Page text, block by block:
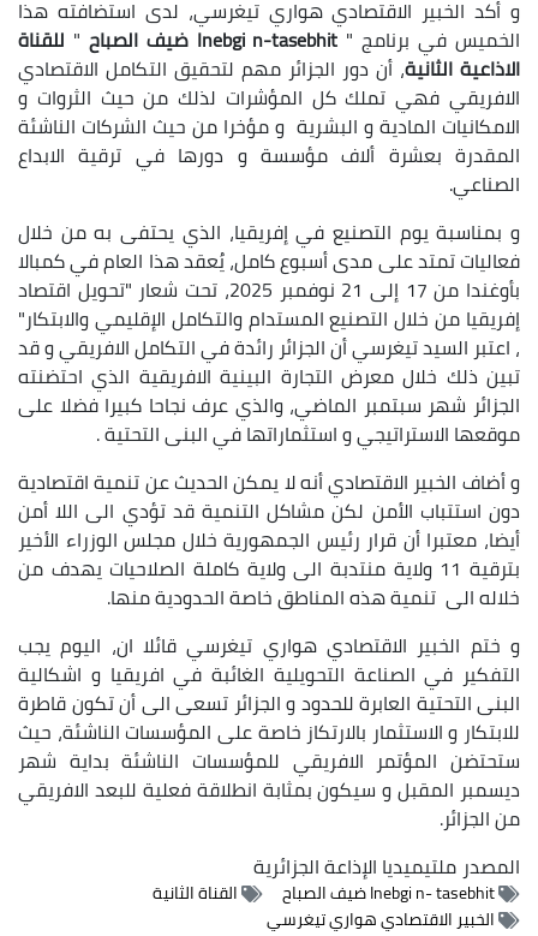
و أكد الخبير الاقتصادي هواري تيغرسي، لدى استضافته هذا
الخميس في برنامج " Inebgi n-tasebhit ضيف الصباح" للقناة
الاذاعية الثانية، أن دور الجزائر مهم لتحقيق التكامل الاقتصادي
الافريقي فهي تملك كل المؤشرات لذلك من حيث الثروات و
الامكانيات المادية و البشرية و مؤخرا من حيث الشركات الناشئة
المقدرة بعشرة ألاف مؤسسة و دورها في ترقية الابداع
الصناعي.
و بمناسبة يوم التصنيع في إفريقيا، الذي يحتفى به من خلال
فعاليات تمتد على مدى أسبوع كامل، يُعقد هذا العام في كمبالا
بأوغندا من 17 إلى 21 نوفمبر 2025، تحت شعار "تحويل اقتصاد
إفريقيا من خلال التصنيع المستدام والتكامل الإقليمي والابتكار"
، اعتبر السيد تيغرسي أن الجزائر رائدة في التكامل الافريقي و قد
تبين ذلك خلال معرض التجارة البينية الافريقية الذي احتضنته
الجزائر شهر سبتمبر الماضي، والذي عرف نجاحا كبيرا فضلا على
موقعها الاستراتيجي و استثماراتها في البنى التحتية .
و أضاف الخبير الاقتصادي أنه لا يمكن الحديث عن تنمية اقتصادية
دون استتباب الأمن لكن مشاكل التنمية قد تؤدي الى اللا أمن
أيضا، معتبرا أن قرار رئيس الجمهورية خلال مجلس الوزراء الأخير
بترقية 11 ولاية منتدبة الى ولاية كاملة الصلاحيات يهدف من
خلاله الى تنمية هذه المناطق خاصة الحدودية منها.
و ختم الخبير الاقتصادي هواري تيغرسي قائلا ان، اليوم يجب
التفكير في الصناعة التحويلية الغائبة في افريقيا و اشكالية
البنى التحتية العابرة للحدود و الجزائر تسعى الى أن تكون قاطرة
للابتكار و الاستثمار بالارتكاز خاصة على المؤسسات الناشئة، حيث
ستحتضن المؤتمر الافريقي للمؤسسات الناشئة بداية شهر
ديسمبر المقبل و سيكون بمثابة انطلاقة فعلية للبعد الافريقي
من الجزائر.
المصدرملتيميديا الإذاعة الجزائرية
Inebgi n- tasebhit ضيف الصباح
القناة الثانية
الخبير الاقتصادي هواري تيغرسي